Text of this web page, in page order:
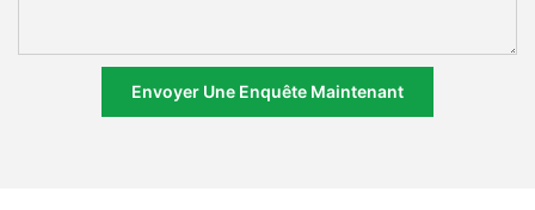
Envoyer Une Enquête Maintenant